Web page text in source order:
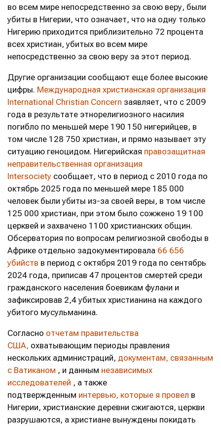
во всем мире непосредственно за свою веру, были
убиты в Нигерии, что означает, что на одну только
Нигерию приходится приблизительно 72 процента
всех христиан, убитых во всем мире
непосредственно за свою веру за этот период.
Другие организации сообщают еще более высокие
цифры. Международная христианская организация
International Christian Concern заявляет, что с 2009
года в результате этнорелигиозного насилия
погибло по меньшей мере 190 150 нигерийцев, в
том числе 128 750 христиан, и прямо называет эту
ситуацию геноцидом. Нигерийская правозащитная
неправительственная организация
Intersociety сообщает, что в период с 2010 года по
октябрь 2025 года по меньшей мере 185 000
человек были убиты из-за своей веры, в том числе
125 000 христиан, при этом было сожжено 19 100
церквей и захвачено 1100 христианских общин.
Обсерватория по вопросам религиозной свободы в
Африке отдельно задокументировала 66 656
убийств в период с октября 2019 года по сентябрь
2024 года, приписав 47 процентов смертей среди
гражданского населения боевикам фулани и
зафиксировав 2,4 убитых христианина на каждого
убитого мусульманина.
Согласно отчетам правительства
США, охватывающим периоды правления
нескольких администраций, документам, связанным
с Ватиканом , и данным независимых
исследователей , а также
подтвержденным интервью, которые я провел в
Нигерии, христианские деревни сжигаются, церкви
разрушаются, а христиане вынуждены покидать